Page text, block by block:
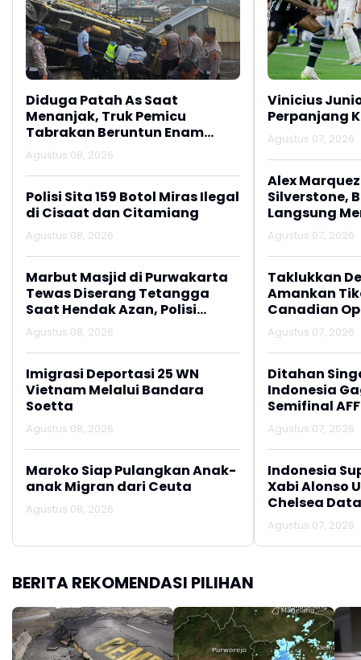
Diduga Patah As Saat
Menanjak, Truk Pemicu
Tabrakan Beruntun Enam
Kendaraan di Ciwidey
Diselidiki Polisi
Agustus 08, 2026
Polisi Sita 159 Botol Miras Ilegal
di Cisaat dan Citamiang
Agustus 08, 2026
Marbut Masjid di Purwakarta
Tewas Diserang Tetangga
Saat Hendak Azan, Polisi
Amankan Barang Bukti Sajam
Agustus 08, 2026
Imigrasi Deportasi 25 WN
Vietnam Melalui Bandara
Soetta
Agustus 08, 2026
Maroko Siap Pulangkan Anak-
anak Migran dari Ceuta
Agustus 08, 2026
Vinicius
Perpanjang
Agustus 07, 2026
Alex
Silverstone,
Langsung
Agustus 07, 2026
Taklukkan
Amankan
Canadian
Agustus 07, 2026
Ditahan
Indonesia
Semifinal
Agustus 07, 2026
Indonesia
Xabi Alonso
Chelsea
Agustus 07, 2026
BERITA REKOMENDASI PILIHAN